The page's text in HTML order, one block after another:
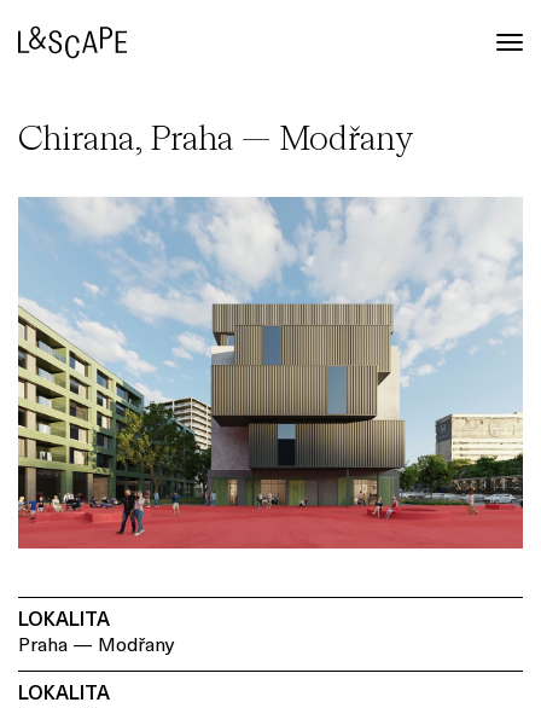
Chirana, Praha — Modřany
LOKALITA
Praha — Modřany
LOKALITA